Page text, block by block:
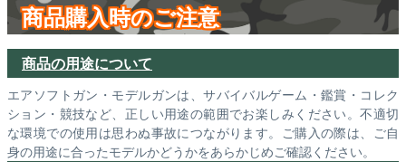
商品購入時のご注意
商品の用途について
エアソフトガン・モデルガンは、サバイバルゲーム・鑑賞・コレク
ション・競技など、正しい用途の範囲でお楽しみください。不適切
な環境での使用は思わぬ事故につながります。ご購入の際は、ご自
身の用途に合ったモデルかどうかをあらかじめご確認ください。